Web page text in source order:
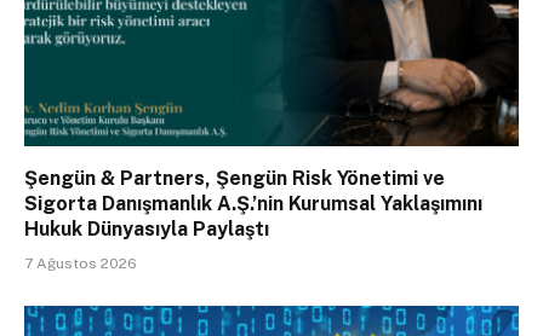
Şengün & Partners, Şengün Risk Yönetimi ve
Sigorta Danışmanlık A.Ş.’nin Kurumsal Yaklaşımını
Hukuk Dünyasıyla Paylaştı
7 Ağustos 2026